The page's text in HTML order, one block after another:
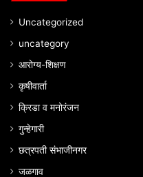
Uncategorized
uncategory
आरोग्य-शिक्षण
कृषीवार्ता
क्रिडा व मनोरंजन
गुन्हेगारी
छत्रपती संभाजीनगर
जळगाव